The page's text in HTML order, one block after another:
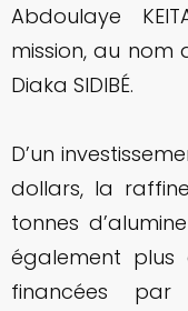
Abdoulaye
mission, au nom
Diaka SIDIBÉ.
D’un
dollars, la
tonnes
également plus
financées